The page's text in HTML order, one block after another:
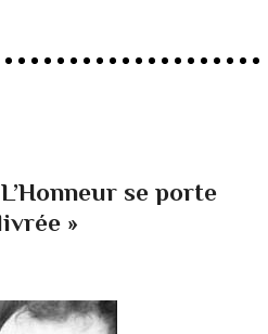
se porte
»